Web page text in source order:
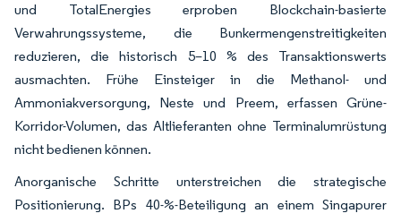
und TotalEnergies erproben Blockchain-basierte
Verwahrungssysteme, die Bunkermengenstreitigkeiten
reduzieren, die historisch 5–10 % des Transaktionswerts
ausmachten. Frühe Einsteiger in die Methanol- und
Ammoniakversorgung, Neste und Preem, erfassen Grüne-
Korridor-Volumen, das Altlieferanten ohne Terminalumrüstung
nicht bedienen können.
Anorganische Schritte unterstreichen die strategische
Positionierung. BPs 40-%-Beteiligung an einem Singapurer